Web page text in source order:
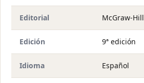
Editorial McGraw-Hill
Edición 9ª edición
Idioma Español